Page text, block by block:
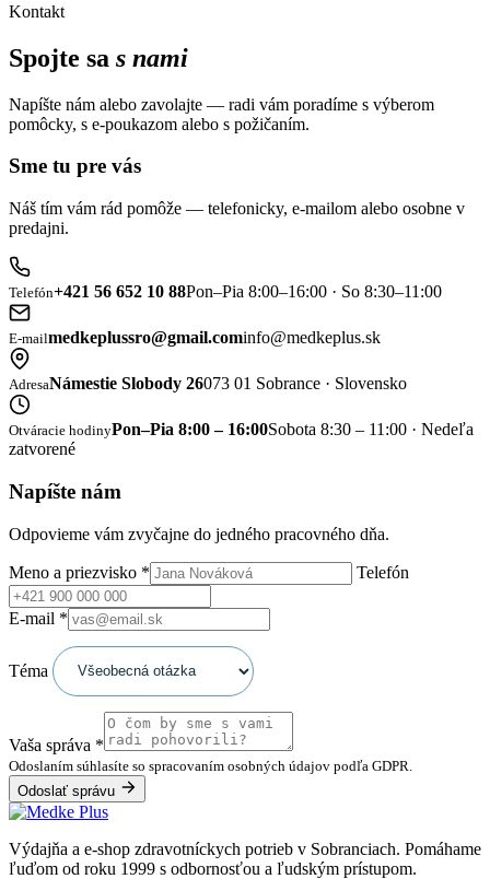
Kontakt
Spojte sa s nami
Napíšte nám alebo zavolajte — radi vám poradíme s výberom
pomôcky, s e-poukazom alebo s požičaním.
Sme tu pre vás
Náš tím vám rád pomôže — telefonicky, e-mailom alebo osobne v
predajni.
Telefón+421 56 652 10 88Pon–Pia 8:00–16:00 · So 8:30–11:00
E-mailmedkeplussro@gmail.cominfo@medkeplus.sk
AdresaNámestie Slobody 26073 01 Sobrance · Slovensko
Otváracie hodinyPon–Pia 8:00 – 16:00Sobota 8:30 – 11:00 · Nedeľa
zatvorené
Napíšte nám
Odpovieme vám zvyčajne do jedného pracovného dňa.
Meno a priezvisko * Telefón
E-mail *
Téma
Vaša správa *
Odoslaním súhlasíte so spracovaním osobných údajov podľa GDPR.
Odoslať správu
Výdajňa a e-shop zdravotníckych potrieb v Sobranciach. Pomáhame
ľuďom od roku 1999 s odbornosťou a ľudským prístupom.